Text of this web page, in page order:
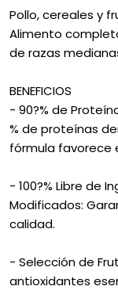
Pollo, cereales y
Alimento
de razas
BENEFICIOS
- 90?% de
% de proteínas
fórmula favorece
- 100?% Libre de
Modificados:
calidad.
- Selección de
antioxidantes